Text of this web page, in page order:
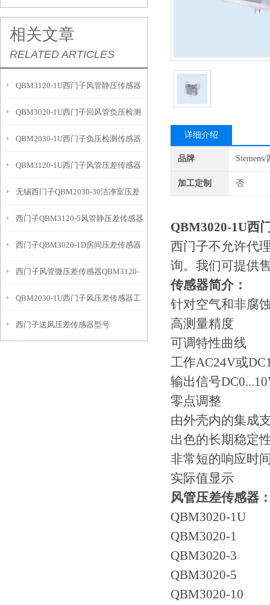
相关文章
RELATED ARTICLES
QBM3120-1U西门子风管静压传感器
QBM3020-1U西门子回风管负压检测
传感器
QBM2030-1U西门子负压检测传感器
QBM3120-1U西门子风管压差传感器
工作模式
无锡西门子QBM2030-30洁净室压差
传感器
西门子QBM3120-5风管静压差传感器
优点
西门子QBM3020-1D房间压差传感器
带显示
西门子风管微压差传感器QBM3120-
10D优点
QBM2030-1U西门子风压差传感器工
作模式
西门子送风压差传感器型号
详细介绍
品牌
加工定制 否
QBM3020-1U西
西门子不允许代
询。我们可提供
传感器简介：
针对空气和非腐
高测量精度
可调特性曲线
工作AC24V或
输出信号
零点调整
由外壳内的集成
出色的长期稳定
非常短的响应时
实际值显示
风管压差传感器
QBM3020-1U
QBM3020-1
QBM3020-3
QBM3020-5
QBM3020-10